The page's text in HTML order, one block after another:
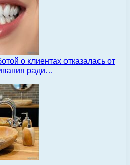
о клиентах отказалась от
ради…